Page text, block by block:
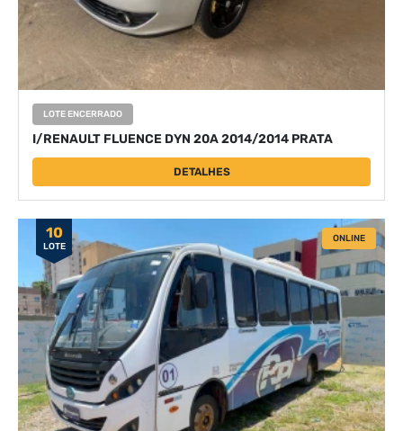
LOTE ENCERRADO
I/RENAULT FLUENCE DYN 20A 2014/2014 PRATA
DETALHES
10
LOTE
ONLINE